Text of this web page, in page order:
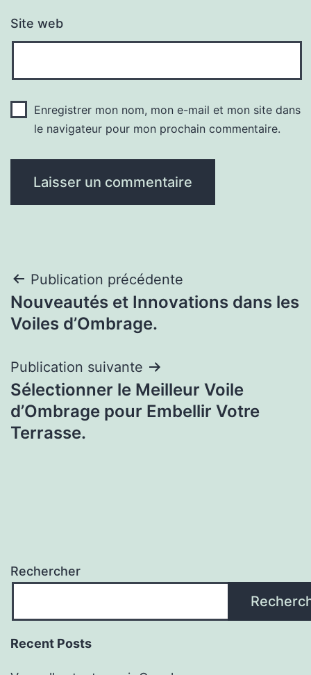
Site web
Enregistrer mon nom, mon e-mail et mon site dans
le navigateur pour mon prochain commentaire.
Navigation
de
Publication précédente
Nouveautés et Innovations dans les
Voiles d’Ombrage.
Publication suivante
Sélectionner le Meilleur Voile
d’Ombrage pour Embellir Votre
Terrasse.
Rechercher
Recent Posts